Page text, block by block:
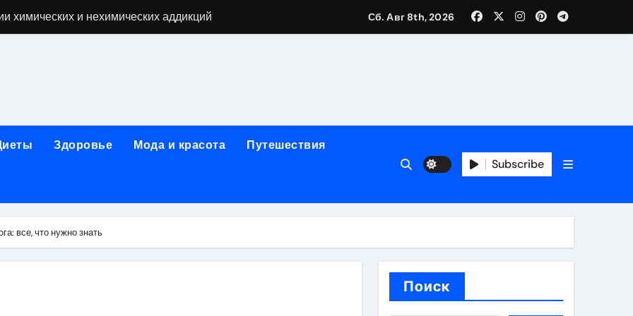
химических и нехимических аддикций
12 шагов, психотерапия, ресоциализация и оценка долгосрочных результатов при анонимном лечении
под ключ
крыла одного полёта
Сб. Авг 8th, 2026
Здоровье Мода и красота Путешествия
Subscribe
все, что нужно знать
Поиск